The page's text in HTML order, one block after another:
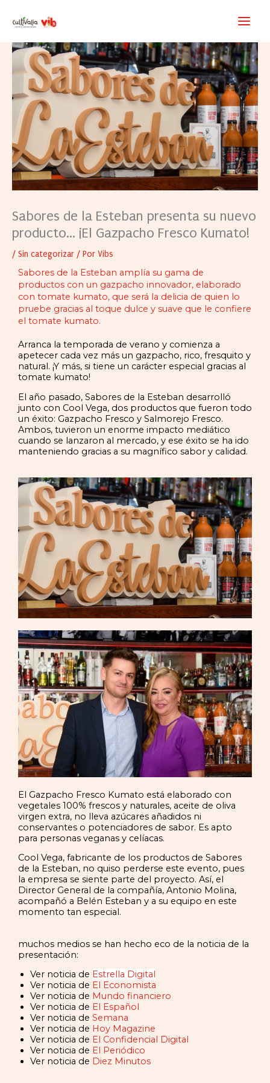
contenido
Sabores de la Esteban presenta su nuevo
producto… ¡El Gazpacho Fresco Kumato!
/ Sin categorizar / Por Vibs
Sabores de la Esteban amplía su gama de
productos con un gazpacho innovador, elaborado
con tomate kumato, que será la delicia de quien lo
pruebe gracias al toque dulce y suave que le confiere
el tomate kumato.
Arranca la temporada de verano y comienza a
apetecer cada vez más un gazpacho, rico, fresquito y
natural. ¡Y más, si tiene un carácter especial gracias al
tomate kumato!
El año pasado, Sabores de la Esteban desarrolló
junto con Cool Vega, dos productos que fueron todo
un éxito: Gazpacho Fresco y Salmorejo Fresco.
Ambos, tuvieron un enorme impacto mediático
cuando se lanzaron al mercado, y ese éxito se ha ido
manteniendo gracias a su magnífico sabor y calidad.
El Gazpacho Fresco Kumato está elaborado con
vegetales 100% frescos y naturales, aceite de oliva
virgen extra, no lleva azúcares añadidos ni
conservantes o potenciadores de sabor. Es apto
para personas veganas y celíacas.
Cool Vega, fabricante de los productos de Sabores
de la Esteban, no quiso perderse este evento, pues
la empresa se siente parte del proyecto. Así, el
Director General de la compañía, Antonio Molina,
acompañó a Belén Esteban y a su equipo en este
momento tan especial.
muchos medios se han hecho eco de la noticia de la
presentación:
Ver noticia de Estrella Digital
Ver noticia de El Economista
Ver noticia de Mundo financiero
Ver noticia de El Español
Ver noticia de Semana
Ver noticia de Hoy Magazine
Ver noticia de El Confidencial Digital
Ver noticia de El Periódico
Ver noticia de Diez Minutos